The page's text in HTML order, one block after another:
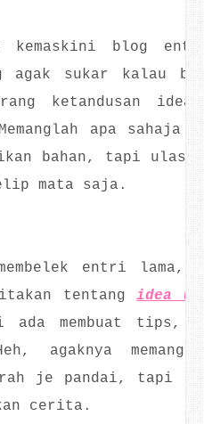
kemaskini blog
agak sukar kalau
ketandusan
apa sahaja
bahan, tapi ulasan
mata saja.
entri lama,
tentangidea
ada membuat tips,
Heh, agaknya
je pandai, tapi
cerita.